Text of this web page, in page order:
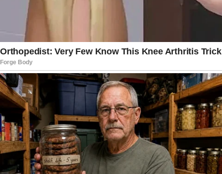
respostas e por um ambiente educacional mais
seguro.